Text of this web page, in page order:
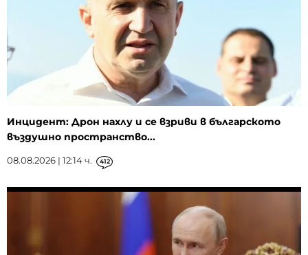
Инцидент: Дрон нахлу и се взриви в българското
въздушно пространство...
08.08.2026 | 12:14 ч. 412